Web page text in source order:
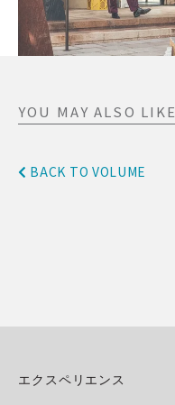
YOU MAY ALSO LIKE
BACK TO VOLUME
エクスペリエンス